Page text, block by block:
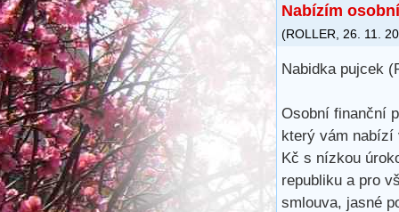
Nabízím
(ROLLER 26. 11.
Nabidka pujcek
Osobní finanční
který vám nabízí
Kč s nízkou
republiku a pro
smlouva, jasné